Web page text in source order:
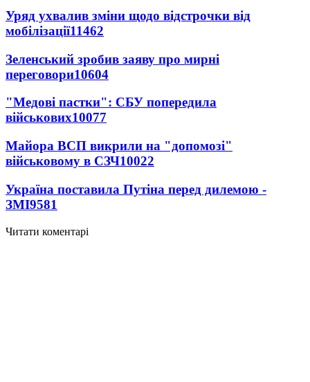
Уряд ухвалив зміни щодо відстрочки від
мобілізації11462
Зеленський зробив заяву про мирні
переговори10604
"Медові пастки": СБУ попередила
військових10077
Майора ВСП викрили на "допомозі"
військовому в СЗЧ10022
Україна поставила Путіна перед дилемою -
ЗМІ9581
Читати коментарі